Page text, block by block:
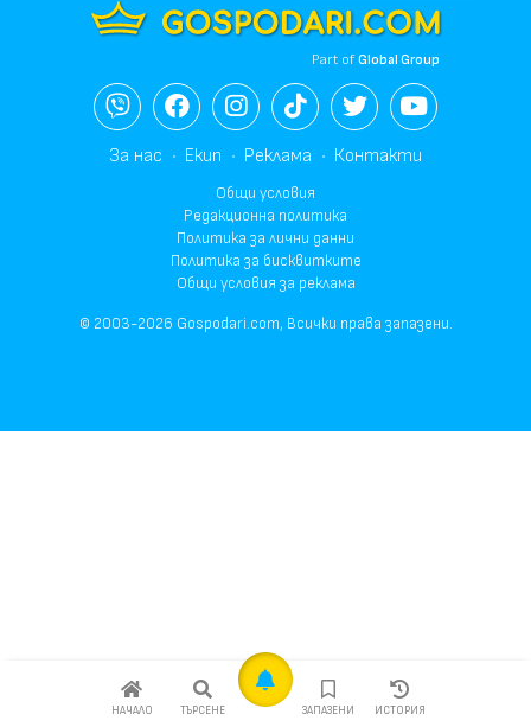
НАЧАЛО ТЪРСЕНЕ ЗАПАЗЕНИ ИСТОРИЯ
Part ofGlobal Group
За нас Екип Реклама Контакти
Общи условия
Редакционна политика
Политика за лични данни
Политика за бисквитките
Общи условия за реклама
© 2003-2026 Gospodari.com, Всички права запазени.